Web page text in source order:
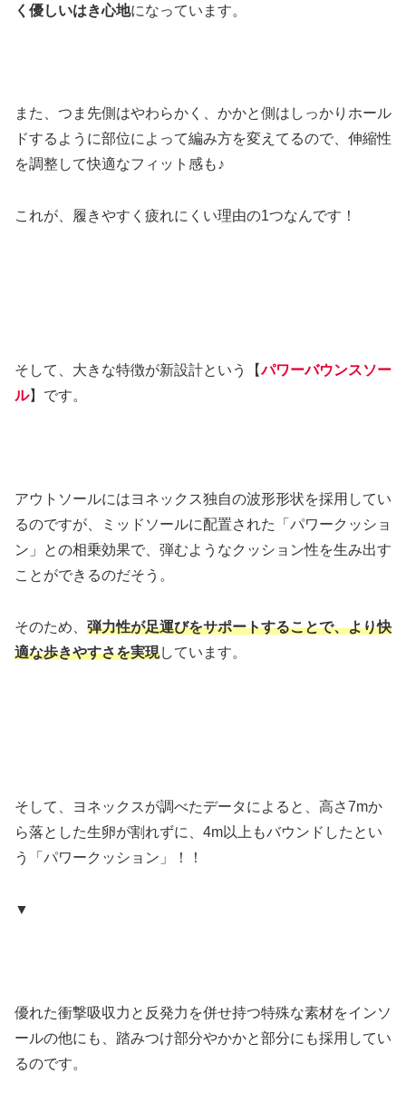
く優しいはき心地になっています。
また、つま先側はやわらかく、かかと側はしっかりホール
ドするように部位によって編み方を変えてるので、伸縮性
を調整して快適なフィット感も♪
これが、履きやすく疲れにくい理由の1つなんです！
そして、大きな特徴が新設計という【パワーバウンスソー
ル】です。
アウトソールにはヨネックス独自の波形形状を採用してい
るのですが、ミッドソールに配置された「パワークッショ
ン」との相乗効果で、弾むようなクッション性を生み出す
ことができるのだそう。
そのため、 弾力性が足運びをサポートすることで、より快
適な歩きやすさを実現しています。
そして、ヨネックスが調べたデータによると、高さ7mか
ら落とした生卵が割れずに、4m以上もバウンドしたとい
う「パワークッション」！！
▼
優れた衝撃吸収力と反発力を併せ持つ特殊な素材をインソ
ールの他にも、踏みつけ部分やかかと部分にも採用してい
るのです。